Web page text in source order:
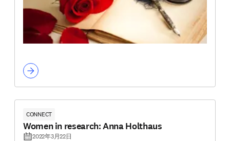
CONNECT
Women in research: Anna Holthaus
2022年3月22日